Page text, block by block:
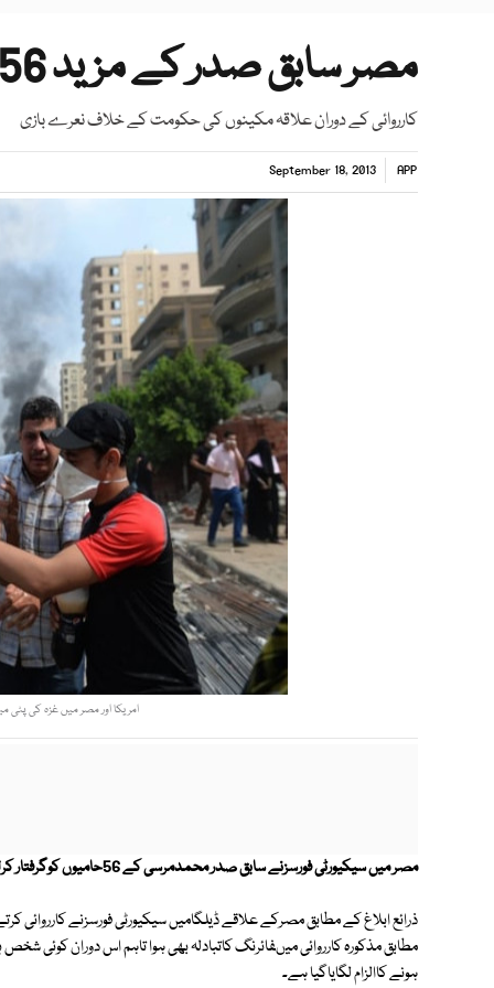
مصر سابق صدر کے مزید 56 حامیوں کو گرفتار کر لیا گیا
کارروائی کے دوران علاقہ مکینوں کی حکومت کے خلاف نعرے بازی
APP
September 18, 2013
امریکا اور مصر میں غزہ کی پٹی
مصر میں سیکیورٹی فورسزنے سابق صدر محمدمرسی کے 56حامیوں کوگرفتار کرلیا۔
مطابق مذکورہ کارروائی میںفائرنگ کاتبادلہ بھی ہوا تاہم اس دوران کوئی
ہونے کاالزام لگایاگیا ہے۔